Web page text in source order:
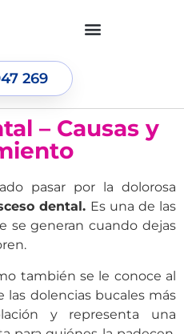
269
– Causas y
pasar por la dolorosa
dental. Es una de las
se generan cuando dejas
también se le conoce al
las dolencias bucales más
y representa una